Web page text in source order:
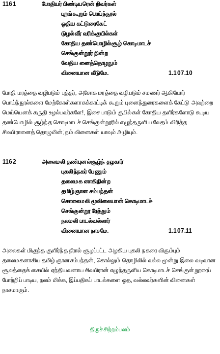
1161
போதியர் பிண்டியரென் றிவர்கள்
புறங்கூறும் பொய்ந்நூல்
ஓதிய கட்டுரைகேட்
டுழல்வீர் வரிக்குயில்கள்
கோதிய தண்பொழில்சூழ் கொடிமாடச்
செங்குன்றூர் நின்ற
வேதிய னைத்தொழநும்
வினையான வீடுமே.
1.107.10
போதி மரத்தை வழிபடும் புத்தர், அசோக மரத்தை வழிபடும் சமணர் ஆகியோர்
பொய்ந்நூல்களை மேற்கோள்களாகக்காட்டிக் கூறும் புனைந்துரைகளைக் கேட்டு அவற்றை
மெய்யெனக் கருதி உழல்பவர்களே!, இசை பாடும் குயில்கள் கோதிய தளிர்களோடு கூடிய
தண்பொழில் சூழ்ந்த கொடிமாடச் செங்குன்றூரில் எழுந்தருளிய வேதம் விரித்த
சிவபிரானைத் தொழுமின்; நம் வினைகள் யாவும் அழியும்.
1162
அலைமலி தண்புனல்சூழ்ந் தழகார்
புகலிந்நகர் பேணும்
தலைமக னாகிநின்ற
தமிழ்ஞான சம்பந்தன்
கொலைமலி மூவிலையான் கொடிமாடச்
செங்குன்றூ ரேத்தும்
நலமலி பாடல்வல்லார்
வினையான நாசமே.
1.107.11
அலைகள் மிகுந்த குளிர்ந்த நீரால் சூழப்பட்ட அழகிய புகலி நகரை விரும்பும்
தலைமகனாகிய தமிழ் ஞானசம்பந்தன், கொல்லும் தொழிலில் வல்ல மூன்று இலை வடிவான
சூலத்தைக் கையில் ஏந்தியவனாய சிவபிரான் எழுந்தருளிய கொடிமாடச் செங்குன்றூரைப்
போற்றிப் பாடிய, நலம் மிக்க, இப்பதிகப் பாடல்களை ஓத, வல்லவர்களின் வினைகள்
நாசமாகும்.
திருச்சிற்றம்பலம்